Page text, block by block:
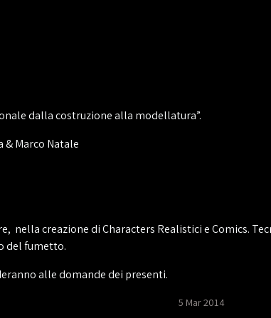
dalla costruzione alla modellatura”.
Marco Natale
creazione di Characters Realistici e Comics.
del fumetto.
alle domande dei presenti.
5 Mar 2014